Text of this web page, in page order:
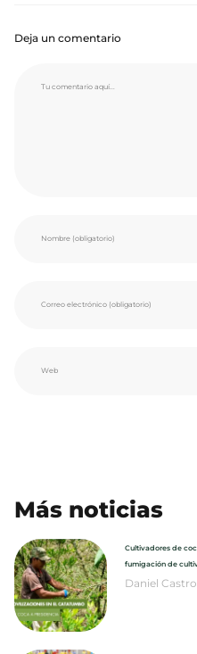
Deja un comentario
Más noticias
Cultivadores de
fumigación de
Daniel